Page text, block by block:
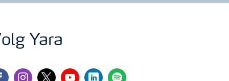
Yara
instagram
twitteryoutubelinkedinspotify